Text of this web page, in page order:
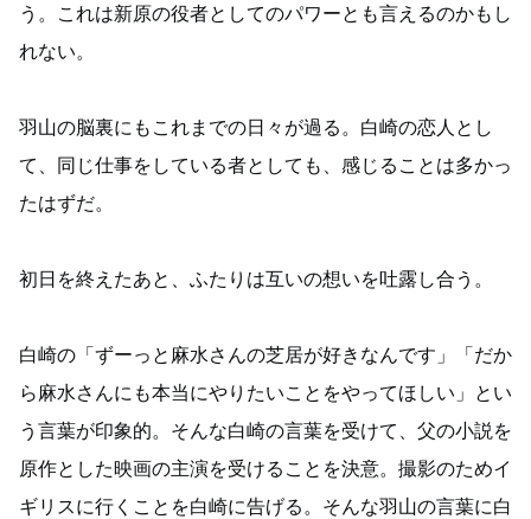
う。これは新原の役者としてのパワーとも言えるのかもし
れない。
羽山の脳裏にもこれまでの日々が過る。白崎の恋人とし
て、同じ仕事をしている者としても、感じることは多かっ
たはずだ。
初日を終えたあと、ふたりは互いの想いを吐露し合う。
白崎の「ずーっと麻水さんの芝居が好きなんです」「だか
ら麻水さんにも本当にやりたいことをやってほしい」とい
う言葉が印象的。そんな白崎の言葉を受けて、父の小説を
原作とした映画の主演を受けることを決意。撮影のためイ
ギリスに行くことを白崎に告げる。そんな羽山の言葉に白